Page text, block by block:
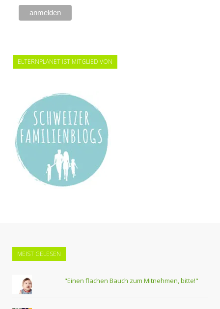
ELTERNPLANET IST MITGLIED VON
MEIST GELESEN
"Einen flachen Bauch zum Mitnehmen, bitte!"